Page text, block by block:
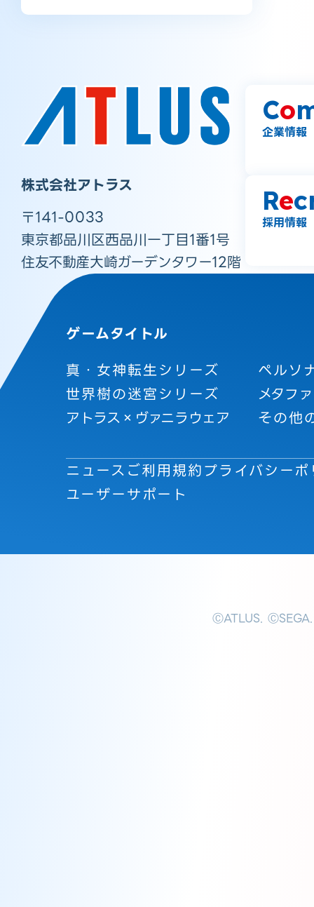
株式会社アトラス
〒141-0033
東京都品川区西品川一丁目1番1号
住友不動産大崎ガーデンタワー12階
Co
企業情報
Re
採用情報
ゲームタイトル
真・女神転生シリーズ
ペルソ
世界樹の迷宮シリーズ
メタフ
アトラス×ヴァニラウェア
その他
ニュースご利用規約プライバシー
ユーザーサポート
ⒸATLUS. ⒸSEGA.